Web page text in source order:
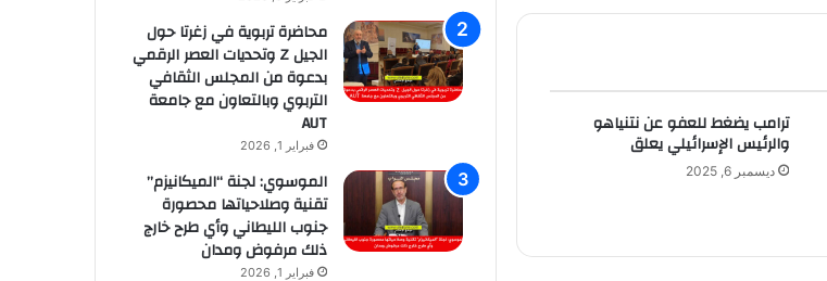
ترامب يضغط للعفو عن نتنياهو
والرئيس الإسرائيلي يعلق
ديسمبر 6, 2025
محاضرة تربوية في زغرتا حول
الجيل Z وتحديات العصر الرقمي
بدعوة من المجلس الثقافي
التربوي وبالتعاون مع جامعة
AUT
فبراير 1, 2026
الموسوي: لجنة “الميكانيزم”
تقنية وصلاحياتها محصورة
جنوب الليطاني وأي طرح خارج
ذلك مرفوض ومدان
فبراير 1, 2026